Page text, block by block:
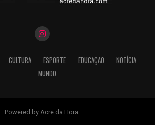
CULTURA ESPORTE EDUCAÇÃO
NOTÍCIA
MUNDO
Powered by Acre da Hora.